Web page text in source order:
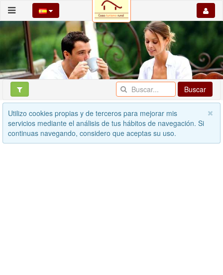
Buscar
Utilizo cookies propias y de terceros para mejorar mis
servicios mediante el análisis de tus hábitos de navegación. Si
continuas navegando, considero que aceptas su uso.